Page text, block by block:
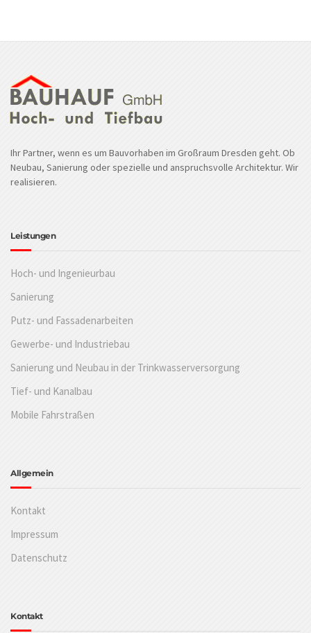
Ihr Partner, wenn es um Bauvorhaben im Großraum Dresden geht. Ob
Neubau, Sanierung oder spezielle und anspruchsvolle Architektur. Wir
realisieren.
Leistungen
Hoch- und Ingenieurbau
Sanierung
Putz- und Fassadenarbeiten
Gewerbe- und Industriebau
Sanierung und Neubau in der Trinkwasserversorgung
Tief- und Kanalbau
Mobile Fahrstraßen
Allgemein
Kontakt
Impressum
Datenschutz
Kontakt